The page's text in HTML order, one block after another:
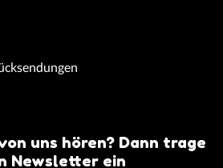
uns hören? Dann trage
Newsletter ein